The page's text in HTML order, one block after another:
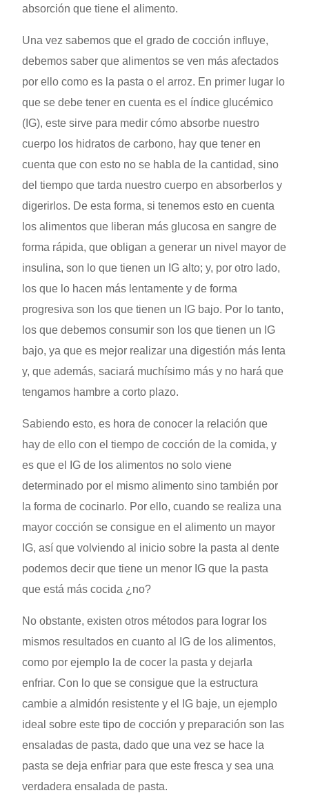
absorción que tiene el alimento.
Una vez sabemos que el grado de cocción influye,
debemos saber que alimentos se ven más afectados
por ello como es la pasta o el arroz. En primer lugar lo
que se debe tener en cuenta es el índice glucémico
(IG), este sirve para medir cómo absorbe nuestro
cuerpo los hidratos de carbono, hay que tener en
cuenta que con esto no se habla de la cantidad, sino
del tiempo que tarda nuestro cuerpo en absorberlos y
digerirlos. De esta forma, si tenemos esto en cuenta
los alimentos que liberan más glucosa en sangre de
forma rápida, que obligan a generar un nivel mayor de
insulina, son lo que tienen un IG alto; y, por otro lado,
los que lo hacen más lentamente y de forma
progresiva son los que tienen un IG bajo. Por lo tanto,
los que debemos consumir son los que tienen un IG
bajo, ya que es mejor realizar una digestión más lenta
y, que además, saciará muchísimo más y no hará que
tengamos hambre a corto plazo.
Sabiendo esto, es hora de conocer la relación que
hay de ello con el tiempo de cocción de la comida, y
es que el IG de los alimentos no solo viene
determinado por el mismo alimento sino también por
la forma de cocinarlo. Por ello, cuando se realiza una
mayor cocción se consigue en el alimento un mayor
IG, así que volviendo al inicio sobre la pasta al dente
podemos decir que tiene un menor IG que la pasta
que está más cocida ¿no?
No obstante, existen otros métodos para lograr los
mismos resultados en cuanto al IG de los alimentos,
como por ejemplo la de cocer la pasta y dejarla
enfriar. Con lo que se consigue que la estructura
cambie a almidón resistente y el IG baje, un ejemplo
ideal sobre este tipo de cocción y preparación son las
ensaladas de pasta, dado que una vez se hace la
pasta se deja enfriar para que este fresca y sea una
verdadera ensalada de pasta.